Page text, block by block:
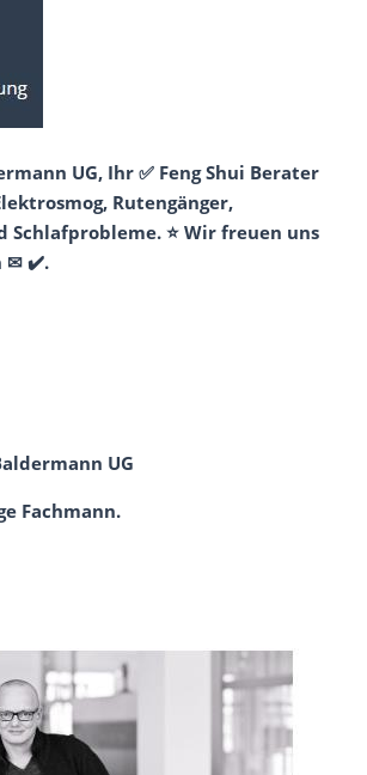
UG, Ihr ✅ Feng Shui Berater
Rutengänger,
Schlafprobleme. ⭐ Wir freuen uns
✉ ✔️.
UG
Fachmann.